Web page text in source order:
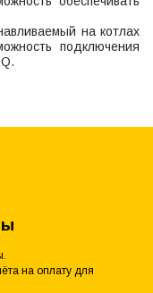
на котлах
подключения
на оплату для